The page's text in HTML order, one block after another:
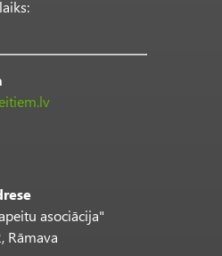
asociācija"
Rāmava